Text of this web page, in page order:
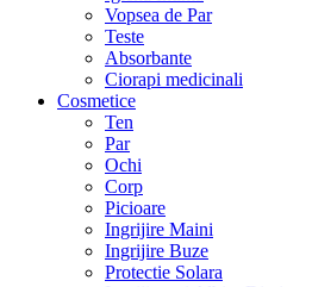
Vopsea de Par
Teste
Absorbante
Ciorapi medicinali
Cosmetice
Ten
Par
Ochi
Corp
Picioare
Ingrijire Maini
Ingrijire Buze
Protectie Solara